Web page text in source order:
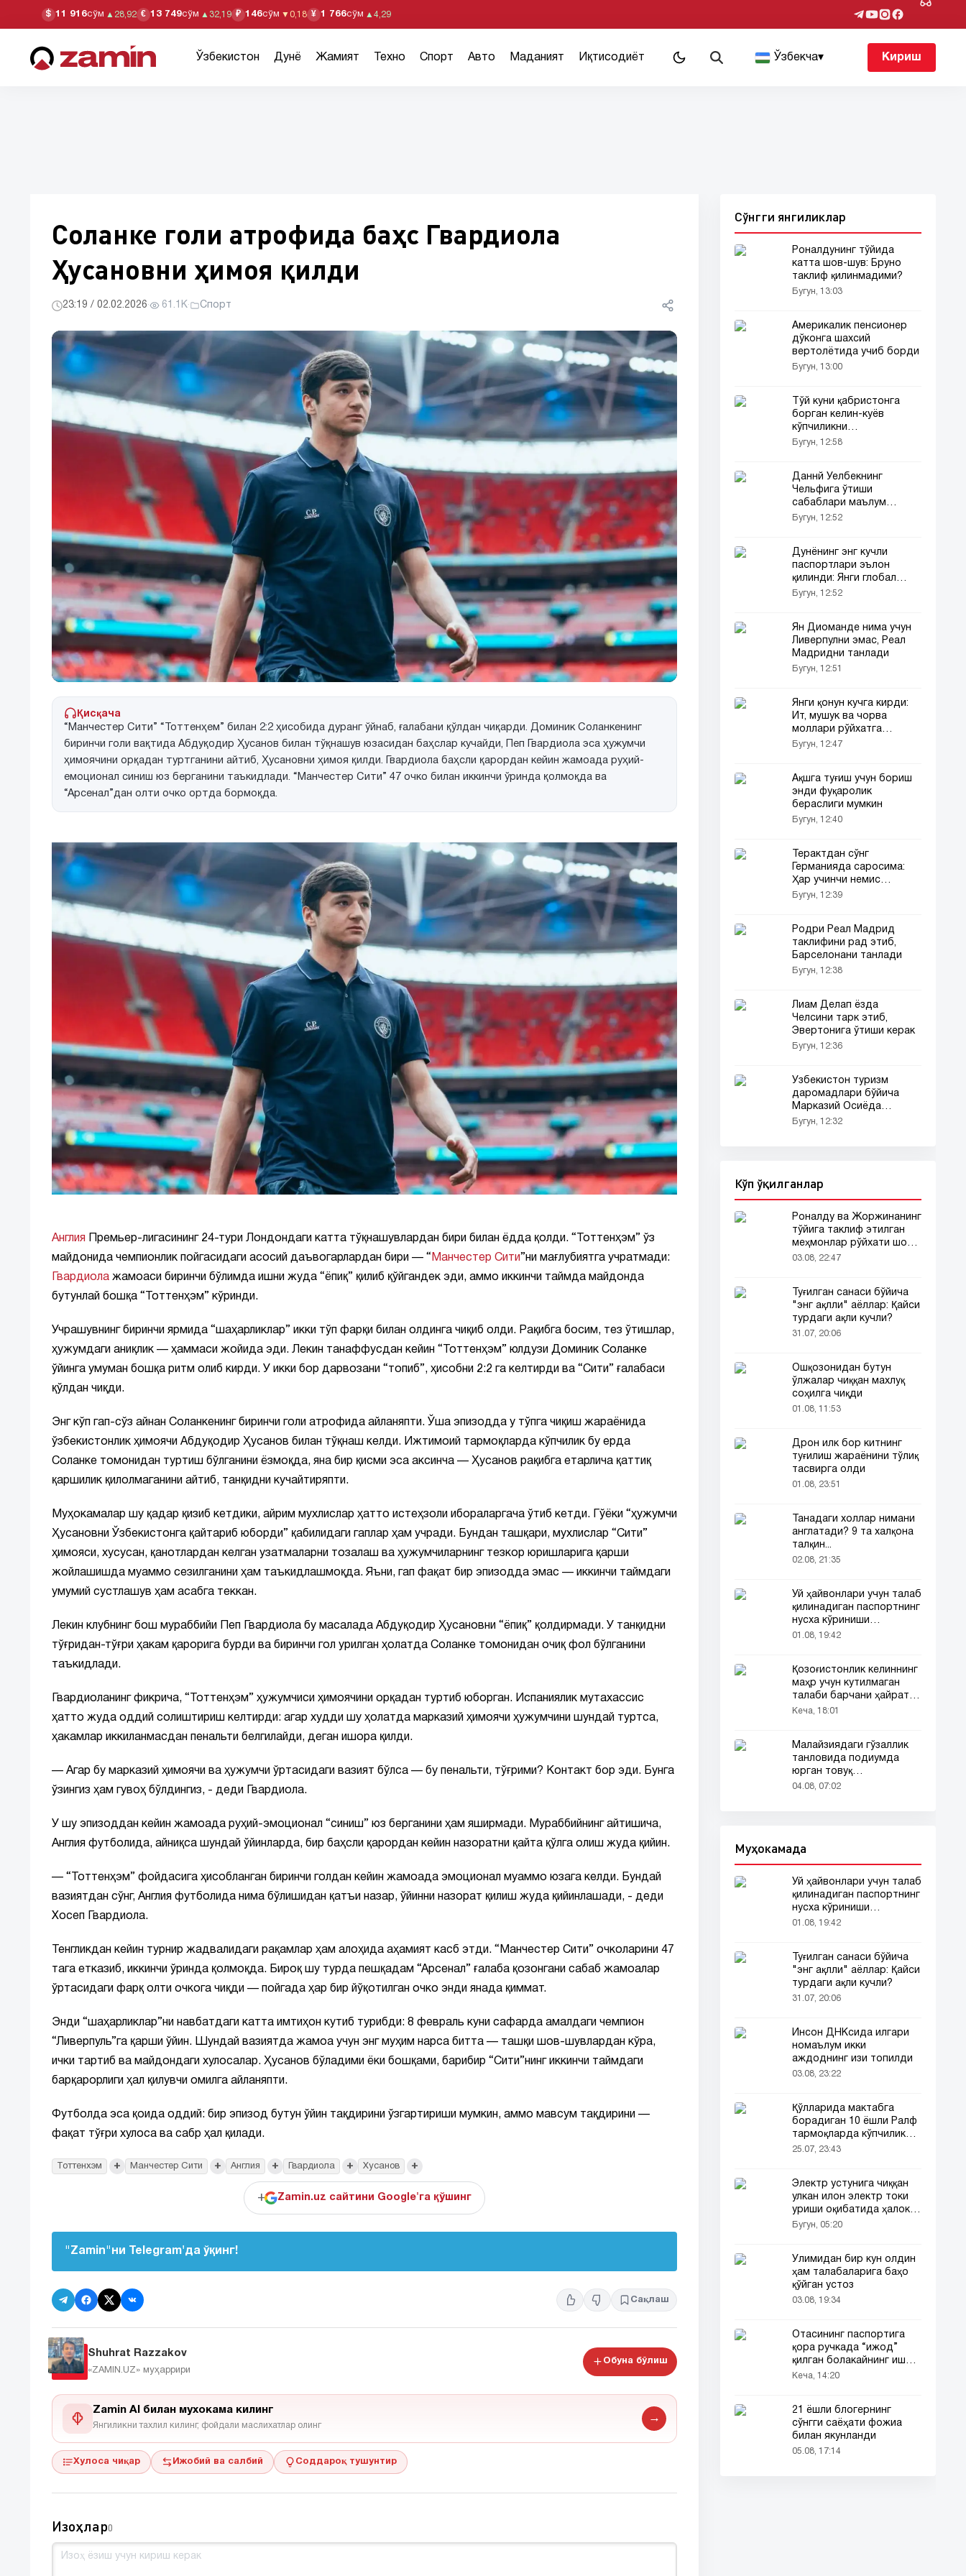
$ 11 916сўм ▲ 28,92 € 13 749сўм ▲ 32,19 ₽ 146сўм ▼ 0,18 ¥ 1 766сўм ▲ 4,29
Ўзбекистон Дунё Жамият Техно Спорт Авто Маданият Иқтисодиёт Ўзбекча▾ Кириш
Соланке голи атрофида баҳс Гвардиола
Ҳусановни ҳимоя қилди
23:19 / 02.02.2026· 61.1K· Спорт
Қисқача
“Манчестер Сити” “Тоттенҳем” билан 2:2 ҳисобида дуранг ўйнаб, ғалабани қўлдан чиқарди. Доминик Соланкенинг
биринчи голи вақтида Абдуқодир Ҳусанов билан тўқнашув юзасидан баҳслар кучайди, Пеп Гвардиола эса ҳужумчи
ҳимоячини орқадан туртганини айтиб, Ҳусановни ҳимоя қилди. Гвардиола баҳсли қарордан кейин жамоада руҳий-
емоционал синиш юз берганини таъкидлади. “Манчестер Сити” 47 очко билан иккинчи ўринда қолмоқда ва
“Арсенал”дан олти очко ортда бормоқда.
Англия Премьер-лигасининг 24-тури Лондондаги катта тўқнашувлардан бири билан ёдда қолди. “Тоттенҳэм” ўз
майдонида чемпионлик пойгасидаги асосий даъвогарлардан бири — “ Манчестер Сити”ни мағлубиятга учратмади:
Гвардиола жамоаси биринчи бўлимда ишни жуда “ёпиқ” қилиб қўйгандек эди, аммо иккинчи таймда майдонда
бутунлай бошқа “Тоттенҳэм” кўринди.
Учрашувнинг биринчи ярмида “шаҳарликлар” икки тўп фарқи билан олдинга чиқиб олди. Рақибга босим, тез ўтишлар,
ҳужумдаги аниқлик — ҳаммаси жойида эди. Лекин танаффусдан кейин “Тоттенҳэм” юлдузи Доминик Соланке
ўйинга умуман бошқа ритм олиб кирди. У икки бор дарвозани “топиб”, ҳисобни 2:2 га келтирди ва “Сити” ғалабаси
қўлдан чиқди.
Энг кўп гап-сўз айнан Соланкенинг биринчи голи атрофида айланяпти. Ўша эпизодда у тўпга чиқиш жараёнида
ўзбекистонлик ҳимоячи Абдуқодир Ҳусанов билан тўқнаш келди. Ижтимоий тармоқларда кўпчилик бу ерда
Соланке томонидан туртиш бўлганини ёзмоқда, яна бир қисми эса аксинча — Ҳусанов рақибга етарлича қаттиқ
қаршилик қилолмаганини айтиб, танқидни кучайтиряпти.
Муҳокамалар шу қадар қизиб кетдики, айрим мухлислар ҳатто истеҳзоли ибораларгача ўтиб кетди. Гўёки “ҳужумчи
Ҳусановни Ўзбекистонга қайтариб юборди” қабилидаги гаплар ҳам учради. Бундан ташқари, мухлислар “Сити”
ҳимояси, хусусан, қанотлардан келган узатмаларни тозалаш ва ҳужумчиларнинг тезкор юришларига қарши
жойлашишда муаммо сезилганини ҳам таъкидлашмоқда. Яъни, гап фақат бир эпизодда эмас — иккинчи таймдаги
умумий сустлашув ҳам асабга теккан.
Лекин клубнинг бош мураббийи Пеп Гвардиола бу масалада Абдуқодир Ҳусановни “ёпиқ” қолдирмади. У танқидни
тўғридан-тўғри ҳакам қарорига бурди ва биринчи гол урилган ҳолатда Соланке томонидан очиқ фол бўлганини
таъкидлади.
Гвардиоланинг фикрича, “Тоттенҳэм” ҳужумчиси ҳимоячини орқадан туртиб юборган. Испаниялик мутахассис
ҳатто жуда оддий солиштириш келтирди: агар худди шу ҳолатда марказий ҳимоячи ҳужумчини шундай туртса,
ҳакамлар иккиланмасдан пенальти белгилайди, деган ишора қилди.
— Агар бу марказий ҳимоячи ва ҳужумчи ўртасидаги вазият бўлса — бу пенальти, тўғрими? Контакт бор эди. Бунга
ўзингиз ҳам гувоҳ бўлдингиз, - деди Гвардиола.
У шу эпизоддан кейин жамоада руҳий-эмоционал “синиш” юз берганини ҳам яширмади. Мураббийнинг айтишича,
Англия футболида, айниқса шундай ўйинларда, бир баҳсли қарордан кейин назоратни қайта қўлга олиш жуда қийин.
— “Тоттенҳэм” фойдасига ҳисобланган биринчи голдан кейин жамоада эмоционал муаммо юзага келди. Бундай
вазиятдан сўнг, Англия футболида нима бўлишидан қатъи назар, ўйинни назорат қилиш жуда қийинлашади, - деди
Хосеп Гвардиола.
Тенгликдан кейин турнир жадвалидаги рақамлар ҳам алоҳида аҳамият касб этди. “Манчестер Сити” очколарини 47
тага етказиб, иккинчи ўринда қолмоқда. Бироқ шу турда пешқадам “Арсенал” ғалаба қозонгани сабаб жамоалар
ўртасидаги фарқ олти очкога чиқди — пойгада ҳар бир йўқотилган очко энди янада қиммат.
Энди “шаҳарликлар”ни навбатдаги катта имтиҳон кутиб турибди: 8 февраль куни сафарда амалдаги чемпион
“Ливерпуль”га қарши ўйин. Шундай вазиятда жамоа учун энг муҳим нарса битта — ташқи шов-шувлардан кўра,
ички тартиб ва майдондаги хулосалар. Ҳусанов бўладими ёки бошқами, барибир “Сити”нинг иккинчи таймдаги
барқарорлиги ҳал қилувчи омилга айланяпти.
Футболда эса қоида оддий: бир эпизод бутун ўйин тақдирини ўзгартириши мумкин, аммо мавсум тақдирини —
фақат тўғри хулоса ва сабр ҳал қилади.
Тоттенхэм + Манчестер Сити + Англия + Гвардиола + Хусанов +
+ Zamin.uz сайтини Google'га қўшинг
"Zamin"ни Telegram'да ўқинг!
Сақлаш
Shuhrat Razzakov
«ZAMIN.UZ» муҳаррири
Обуна бўлиш
Zamin AI билан мухокама килинг
Янгиликни тахлил килинг, фойдали маслихатлар олинг
→
Хулоса чиқар Ижобий ва салбий Соддароқ тушунтир
Изоҳлар0
Сўнгги янгиликлар
Роналдунинг тўйида
катта шов-шув: Бруно
таклиф қилинмадими?
Бугун, 13:03
Америкалик пенсионер
дўконга шахсий
вертолётида учиб борди
Бугун, 13:00
Тўй куни қабристонга
борган келин-куёв
кўпчиликни
тўлқинлантирди
Бугун, 12:58
Даннй Уелбекнинг
Чельфига ўтиши
сабаблари маълум
қилинди
Бугун, 12:52
Дунёнинг энг кучли
паспортлари эълон
қилинди: Янги глобал
рейтинг...
Бугун, 12:52
Ян Диоманде нима учун
Ливерпулни эмас, Реал
Мадридни танлади
Бугун, 12:51
Янги қонун кучга кирди:
Ит, мушук ва чорва
моллари рўйхатга
олинади
Бугун, 12:47
Ақшга туғиш учун бориш
энди фуқаролик
бераслиги мумкин
Бугун, 12:40
Терактдан сўнг
Германияда саросима:
Ҳар учинчи немис
қўрқувда яшамоқда
Бугун, 12:39
Родри Реал Мадрид
таклифини рад этиб,
Барселонани танлади
Бугун, 12:38
Лиам Делап ёзда
Челсини тарк этиб,
Эвертонига ўтиши керак
Бугун, 12:36
Ўзбекистон туризм
даромадлари бўйича
Марказий Осиёда
етакчига айланди
Бугун, 12:32
Кўп ўқилганлар
Роналду ва Жоржинанинг
тўйига таклиф этилган
меҳмонлар рўйхати шов-
шувда
03.08, 22:47
Туғилган санаси бўйича
"энг ақлли" аёллар: Қайси
турдаги ақли кучли?
31.07, 20:06
Ошқозонидан бутун
ўлжалар чиққан махлуқ
соҳилга чиқди
01.08, 11:53
Дрон илк бор китнинг
туғилиш жараёнини тўлиқ
тасвирга олди
01.08, 23:51
Танадаги холлар нимани
англатади? 9 та халқона
талқин...
02.08, 21:35
Уй ҳайвонлари учун талаб
қилинадиган паспортнинг
нусха кўриниши
тармоқларда тарқалди
01.08, 19:42
Қозоғистонлик келиннинг
маҳр учун кутилмаган
талаби барчани ҳайратга
солди
Кеча, 18:01
Малайзиядаги гўзаллик
танловида подиумда
юрган товуқ
томошабинлар
04.08, 07:02
Муҳокамада
Уй ҳайвонлари учун талаб
қилинадиган паспортнинг
нусха кўриниши
тармоқларда тарқалди
01.08, 19:42
Туғилган санаси бўйича
"энг ақлли" аёллар: Қайси
турдаги ақли кучли?
31.07, 20:06
Инсон ДНКсида илгари
номаълум икки
аждоднинг изи топилди
03.08, 23:22
Қўлларида мактабга
борадиган 10 ёшли Ралф
тармоқларда кўпчиликни
таъсирлантирди
25.07, 23:43
Электр устунига чиққан
улкан илон электр токи
уриши оқибатида ҳалок
бўлди
Бугун, 05:20
Ўлимидан бир кун олдин
ҳам талабаларига баҳо
қўйган устоз
03.08, 19:34
Отасининг паспортига
қора ручкада “ижод”
қилган болакайнинг иши
барчанинг диққатини
Кеча, 14:20
21 ёшли блогернинг
сўнгги саёҳати фожиа
билан якунланди
05.08, 17:14